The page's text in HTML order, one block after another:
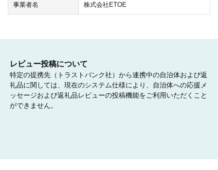
事業者名 株式会社ETOE
レビュー投稿について
特定の提携先（トラストバンク社）から連携中の自治体および返
礼品に関しては、現在のシステム仕様により、自治体への応援メ
ッセージおよび返礼品レビューの投稿機能をご利用いただくこと
ができません。